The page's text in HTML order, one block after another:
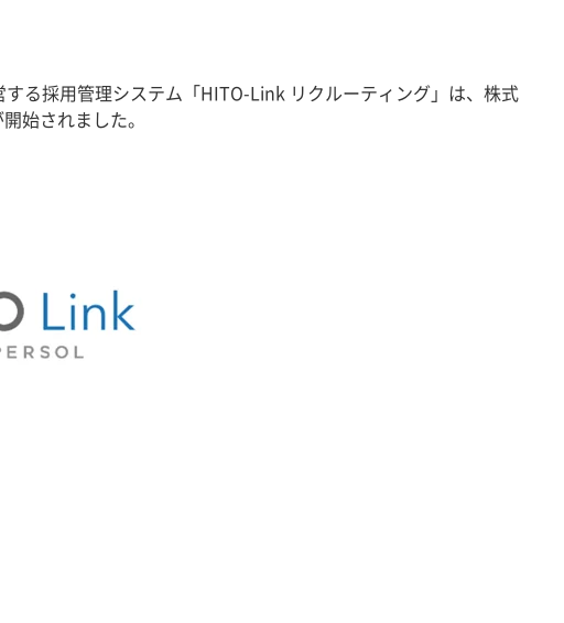
する採用管理システム「HITO-Link リクルーティング」は、株式
始されました。